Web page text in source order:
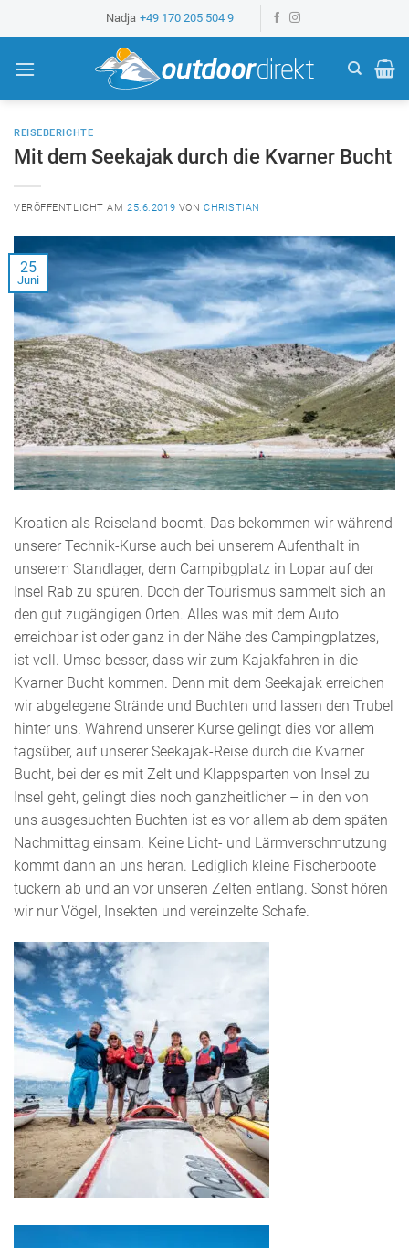
u
n
Nadja +49 170 205 504 9
REISEBERICHTE
Mit dem Seekajak durch die Kvarner Bucht
VERÖFFENTLICHT AM25.6.2019 VON CHRISTIAN
25
Juni
Kroatien als Reiseland boomt. Das bekommen wir während
unserer Technik-Kurse auch bei unserem Aufenthalt in
unserem Standlager, dem Campibgplatz in Lopar auf der
Insel Rab zu spüren. Doch der Tourismus sammelt sich an
den gut zugängigen Orten. Alles was mit dem Auto
erreichbar ist oder ganz in der Nähe des Campingplatzes,
ist voll. Umso besser, dass wir zum Kajakfahren in die
Kvarner Bucht kommen. Denn mit dem Seekajak erreichen
wir abgelegene Strände und Buchten und lassen den Trubel
hinter uns. Während unserer Kurse gelingt dies vor allem
tagsüber, auf unserer Seekajak-Reise durch die Kvarner
Bucht, bei der es mit Zelt und Klappsparten von Insel zu
Insel geht, gelingt dies noch ganzheitlicher – in den von
uns ausgesuchten Buchten ist es vor allem ab dem späten
Nachmittag einsam. Keine Licht- und Lärmverschmutzung
kommt dann an uns heran. Lediglich kleine Fischerboote
tuckern ab und an vor unseren Zelten entlang. Sonst hören
wir nur Vögel, Insekten und vereinzelte Schafe.